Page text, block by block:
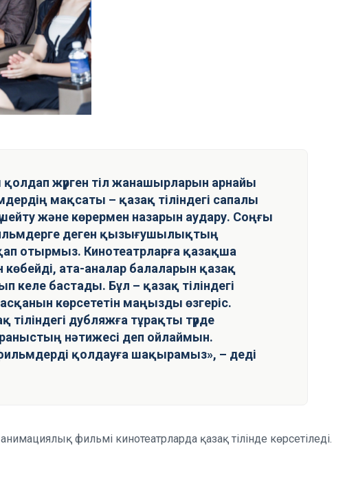
қолдап жүрген тіл жанашырларын арнайы
мақсаты – қазақ тіліндегі сапалы
және көрермен назарын аудару. Соңғы
деген қызығушылықтың
отырмыз. Кинотеатрларға қазақша
көбейді, ата-аналар балаларын қазақ
келе бастады. Бұл – қазақ тіліндегі
көрсететін маңызды өзгеріс.
дубляжға тұрақты түрде
нәтижесі деп ойлаймын.
қолдауға шақырамыз», – деді
фильмі кинотеатрларда қазақ тілінде көрсетіледі.